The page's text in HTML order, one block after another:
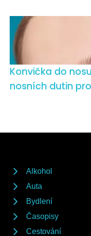
Konvička do
nosních dutin
Alkohol
Auta
Bydlení
Časopisy
Cestování